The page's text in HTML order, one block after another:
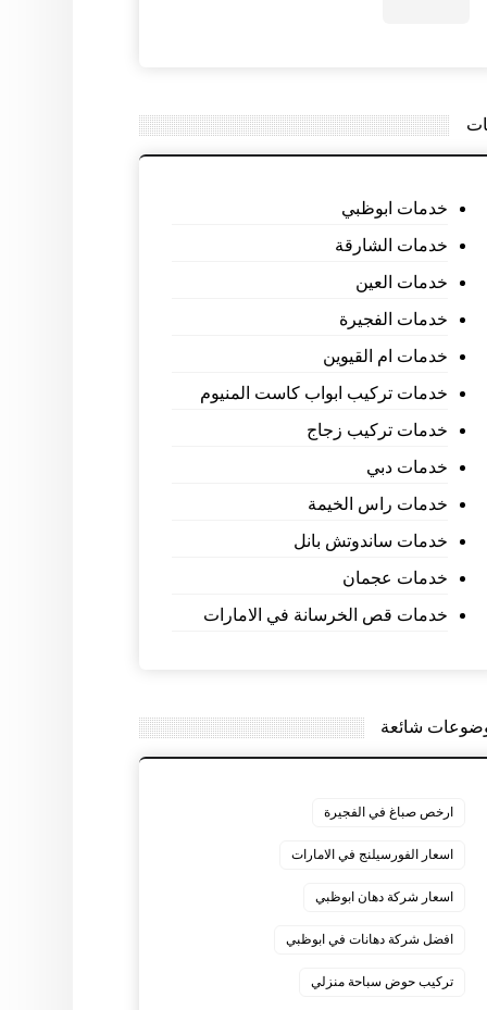
خدمات ابوظبي
خدمات الشارقة
خدمات العين
خدمات الفجيرة
خدمات ام القيوين
خدمات تركيب ابواب كاست المنيوم
خدمات تركيب زجاج
خدمات دبي
خدمات راس الخيمة
خدمات ساندوتش بانل
خدمات عجمان
خدمات قص الخرسانة في الامارات
شائعة
ارخص صباغ في الفجيرة
اسعار الفورسيلنج في الامارات
اسعار شركة دهان ابوظبي
افضل شركة دهانات في ابوظبي
تركيب حوض سباحة منزلي